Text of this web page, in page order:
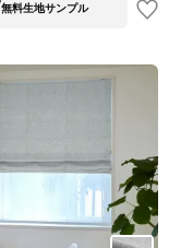
無料生地サンプル